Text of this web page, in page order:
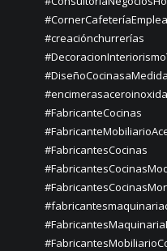
#creaciónchurrerías
#FabricanteCocinas
#FabricantesCocinas